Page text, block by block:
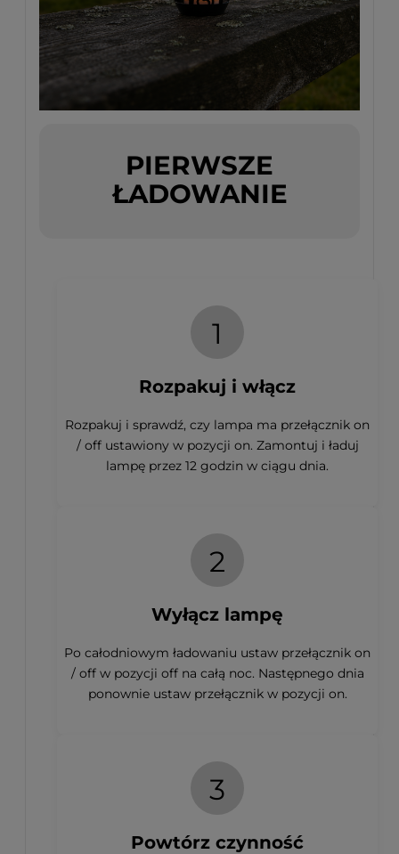
PIERWSZE
ŁADOWANIE
1
Rozpakuj i włącz
Rozpakuj i sprawdź, czy lampa ma przełącznik on
/ off ustawiony w pozycji on. Zamontuj i ładuj
lampę przez 12 godzin w ciągu dnia.
2
Wyłącz lampę
Po całodniowym ładowaniu ustaw przełącznik on
/ off w pozycji off na całą noc. Następnego dnia
ponownie ustaw przełącznik w pozycji on.
3
Powtórz czynność